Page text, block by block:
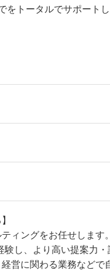
トータルでサポートし
ィングをお任せします。
し、より高い提案力・
営に関わる業務などで